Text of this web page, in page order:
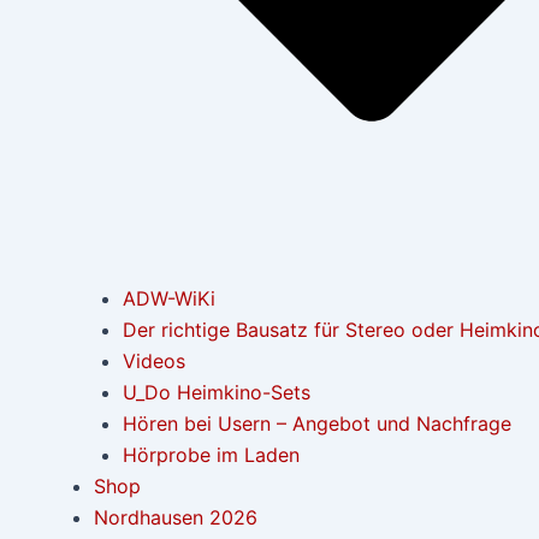
ADW-WiKi
Der richtige Bausatz für Stereo oder
Videos
U_Do Heimkino-Sets
Hören bei Usern – Angebot und Nachfrage
Hörprobe im Laden
Shop
Nordhausen 2026